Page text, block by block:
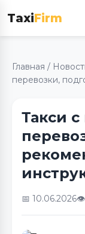
TaxiFirm
Главная /
перевозки,
Такси
📅 10.06.2026👁️